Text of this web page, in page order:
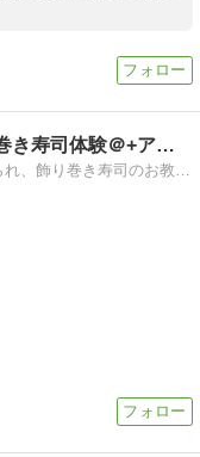
千葉市緑区おゆみ野南 気軽に巻き寿司体験＠+アットプラス